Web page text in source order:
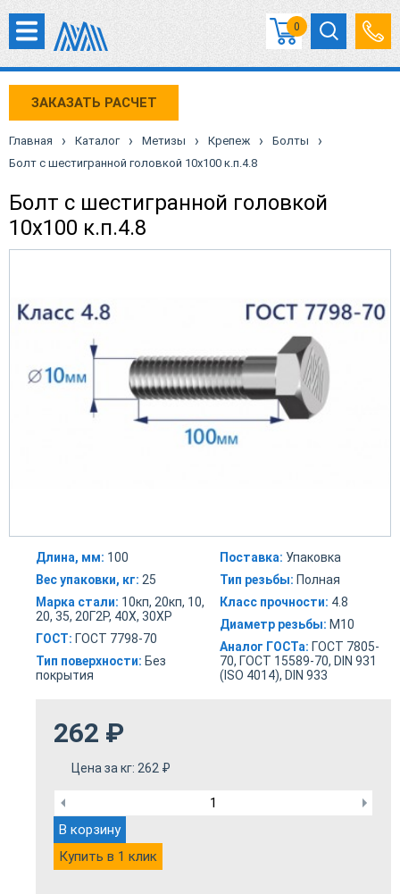
0
ЗАКАЗАТЬ РАСЧЕТ
Главная › Каталог › Метизы › Крепеж › Болты ›
Болт с шестигранной головкой 10х100 к.п.4.8
Болт с шестигранной головкой
10х100 к.п.4.8
Длина, мм: 100
Вес упаковки, кг: 25
Марка стали: 10кп, 20кп, 10,
20, 35, 20Г2Р, 40Х, 30ХР
ГОСТ: ГОСТ 7798-70
Тип поверхности: Без
покрытия
Поставка: Упаковка
Тип резьбы: Полная
Класс прочности: 4.8
Диаметр резьбы: М10
Аналог ГОСТа: ГОСТ 7805-
70, ГОСТ 15589-70, DIN 931
(ISO 4014), DIN 933
262 ₽
Цена за кг: 262 ₽
В корзину
Купить в 1 клик